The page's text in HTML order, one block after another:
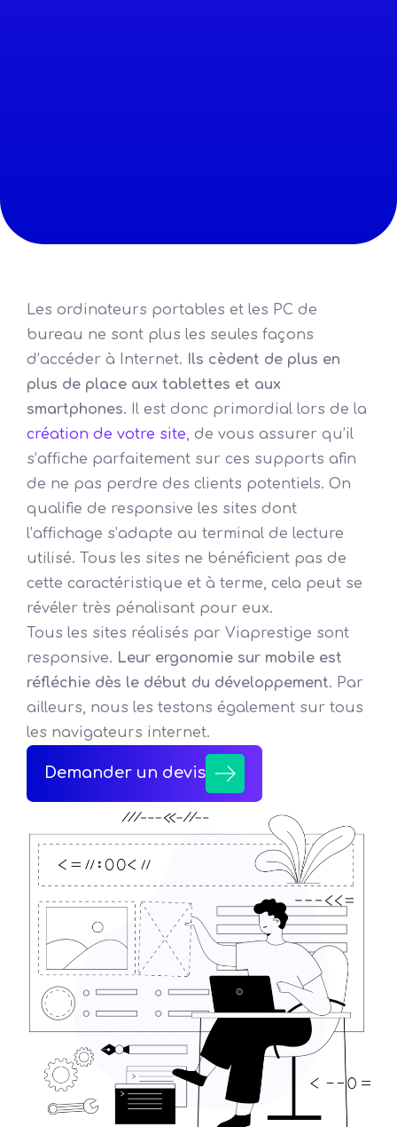
Les ordinateurs portables et les PC de
bureau ne sont plus les seules façons
d’accéder à Internet. Ils cèdent de plus en
plus de place aux tablettes et aux
smartphones. Il est donc primordial lors de la
création de votre site, de vous assurer qu’il
s’affiche parfaitement sur ces supports afin
de ne pas perdre des clients potentiels. On
qualifie de responsive les sites dont
l’affichage s’adapte au terminal de lecture
utilisé. Tous les sites ne bénéficient pas de
cette caractéristique et à terme, cela peut se
révéler très pénalisant pour eux.
Tous les sites réalisés par Viaprestige sont
responsive. Leur ergonomie sur mobile est
réfléchie dès le début du développement. Par
ailleurs, nous les testons également sur tous
les navigateurs internet.
Demander un devis